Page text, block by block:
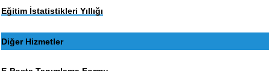
Eğitim İstatistikleri Yıllığı
Diğer Hizmetler